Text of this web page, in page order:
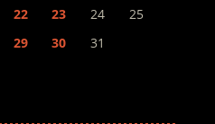
22 23 24
25
29 30
31